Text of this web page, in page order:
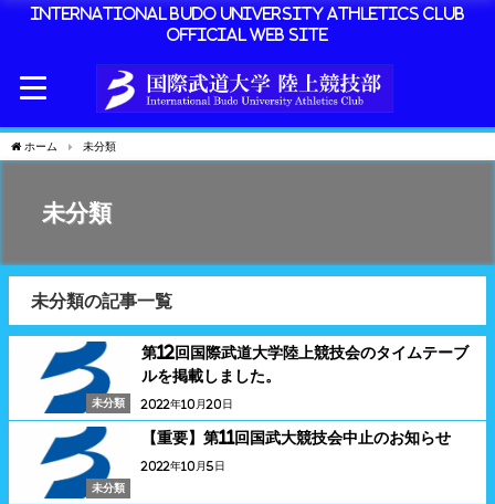
International Budo University Athletics Club
Official Web Site
ホーム 未分類
未分類
未分類の記事一覧
未分類
第12回国際武道大学陸上競技会のタイムテーブ
ルを掲載しました。
2022年10月20日
未分類
【重要】第11回国武大競技会中止のお知らせ
2022年10月5日